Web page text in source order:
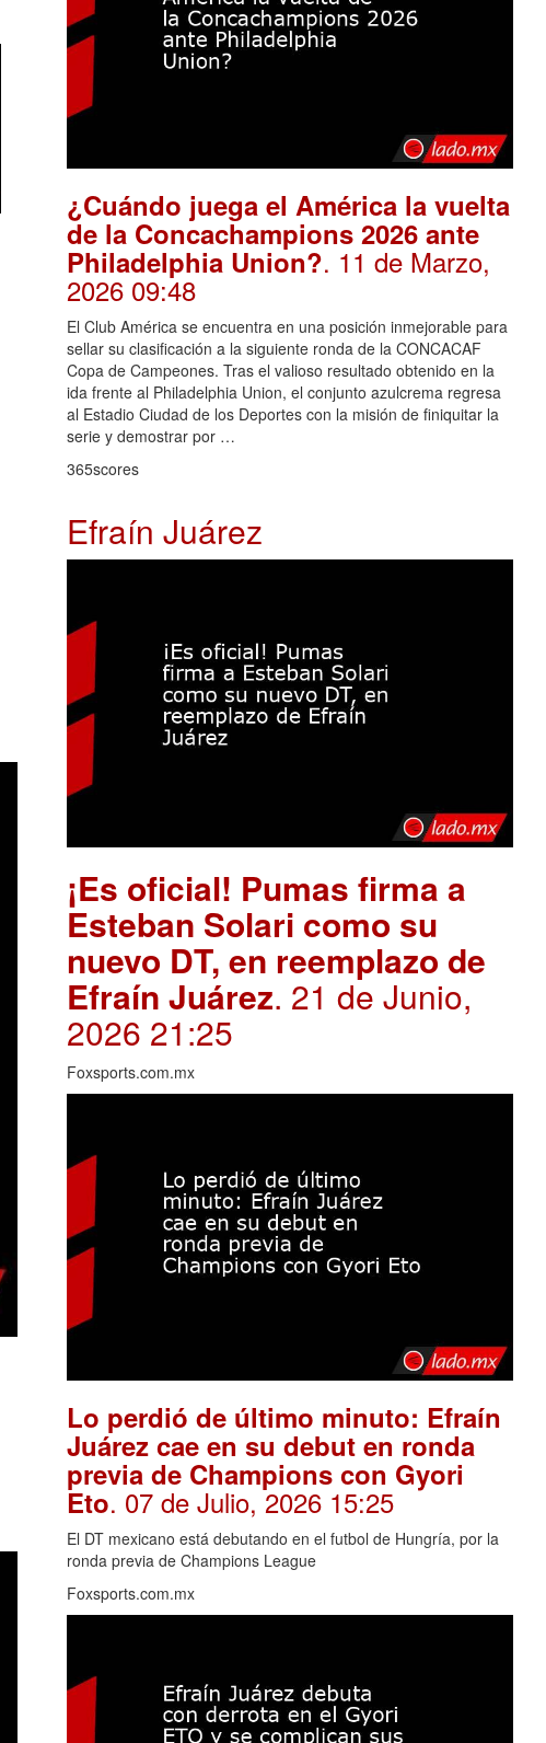
¿Cuándo juega el América la vuelta
de la Concachampions 2026 ante
Philadelphia Union?. 11 de Marzo,
2026 09:48
El Club América se encuentra en una posición inmejorable para
sellar su clasificación a la siguiente ronda de la CONCACAF
Copa de Campeones. Tras el valioso resultado obtenido en la
ida frente al Philadelphia Union, el conjunto azulcrema regresa
al Estadio Ciudad de los Deportes con la misión de finiquitar la
serie y demostrar por …
365scores
Efraín Juárez
¡Es oficial! Pumas firma a
Esteban Solari como su
nuevo DT, en reemplazo de
Efraín Juárez. 21 de Junio,
2026 21:25
Foxsports.com.mx
Lo perdió de último minuto: Efraín
Juárez cae en su debut en ronda
previa de Champions con Gyori
Eto. 07 de Julio, 2026 15:25
El DT mexicano está debutando en el futbol de Hungría, por la
ronda previa de Champions League
Foxsports.com.mx